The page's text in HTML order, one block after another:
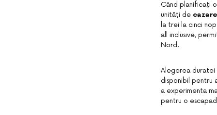
Când planificați
unități de
la trei la cinci
all inclusive,
Nord.
Alegerea duratei
disponibil pentru
a experimenta
pentru o